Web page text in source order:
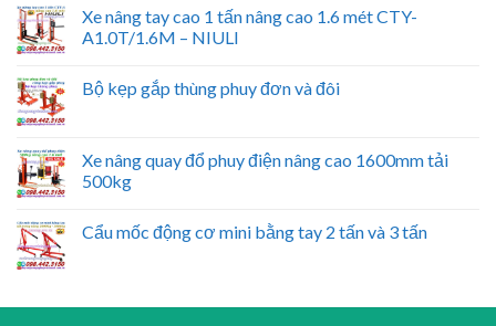
Xe nâng tay cao 1 tấn nâng cao 1.6 mét CTY-
A1.0T/1.6M – NIULI
Bộ kẹp gắp thùng phuy đơn và đôi
Xe nâng quay đổ phuy điện nâng cao 1600mm tải
500kg
Cẩu mốc động cơ mini bằng tay 2 tấn và 3 tấn